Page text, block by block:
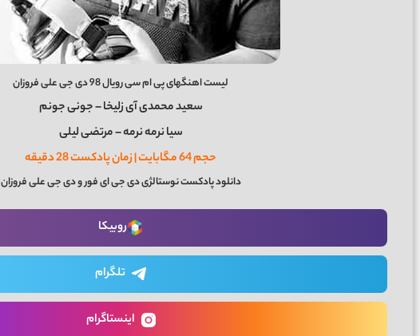
لیست اهنگهای پی ام سی رویال 98 دی جی علی فروزان
سعید محمدی آی زلیخا – جونی جونم
سیا نرمه نرمه – مرتضی لیلی
حجم 64 مگابایت | زمان پادکست 28 دقیقه
دانلود پادکست نوستالژی دی جی ای فور و دی جی علی فروزان
روبیکا
تلگرام
اینستاگرام